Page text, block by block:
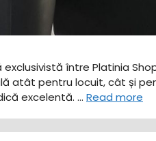
între Platinia
atât pentru locuit, cât și
excelentă. … Read more